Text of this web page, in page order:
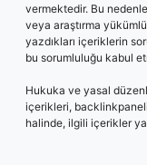
vermektedir. Bu
veya araştırma
yazdıkları içeriklerin
bu sorumluluğu kabul
Hukuka ve yasal
içerikleri,
halinde, ilgili içerikler